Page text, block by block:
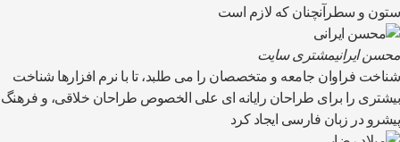
ستون و سطرآنچنان که لازم است
محسن ایرانیمشتری سایت
شناخت فراوان جامعه و متخصصان را می طلبد، تا با نرم افزارها شناخت
بیشتری را برای طراحان رایانه ای علی الخصوص طراحان خلاقی، و فرهنگ
پیشرو در زبان فارسی ایجاد کرد